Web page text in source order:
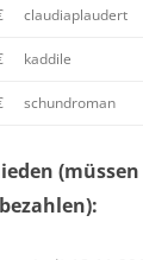
claudiaplaudert
kaddile
schundroman